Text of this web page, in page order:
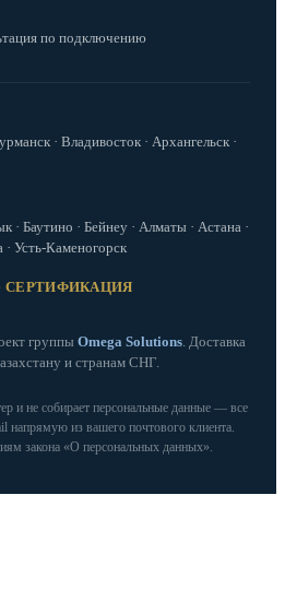
по подключению
· Владивосток · Архангельск ·
· Баутино · Бейнеу · Алматы · Астана ·
Усть-Каменогорск
СЕРТИФИКАЦИЯ
группы Omega Solutions. Доставка
и странам СНГ.
и не собирает персональные данные — все
напрямую из вашего почтового клиента.
закона «О персональных данных».